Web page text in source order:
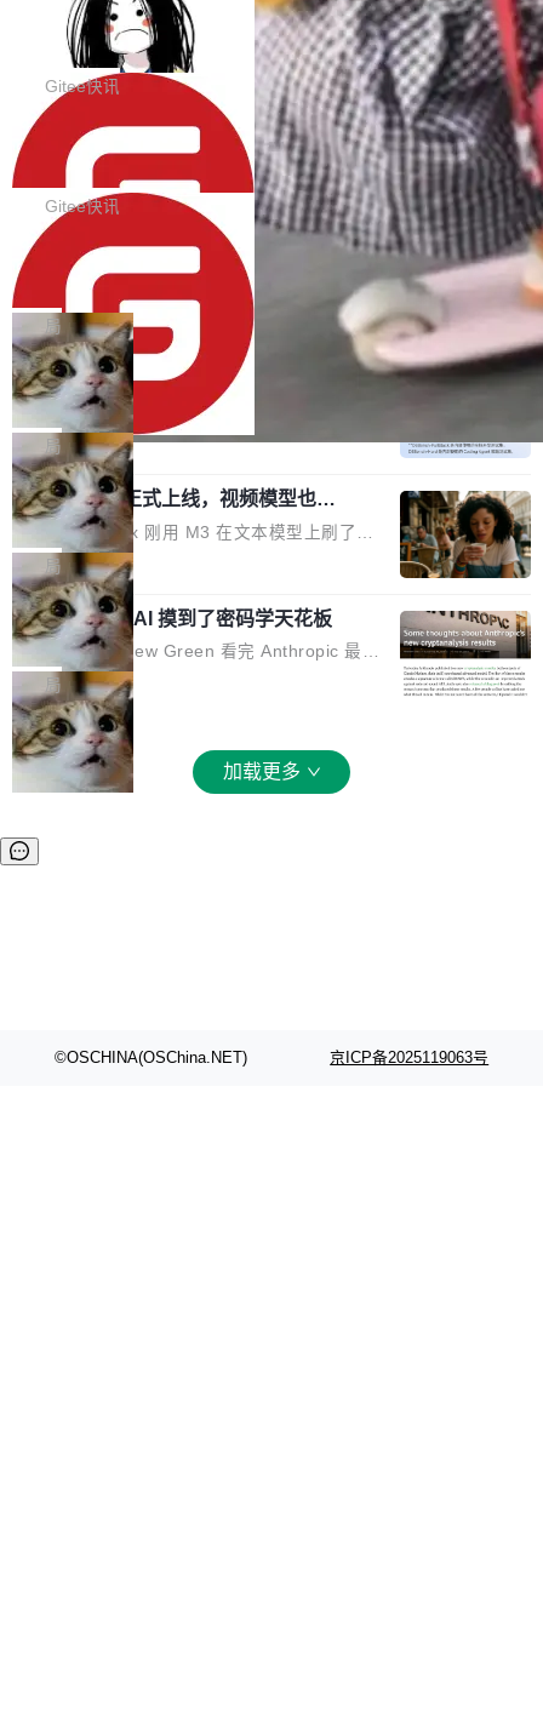
代码评审及自动化运维的全面落地夯实了“一体
化”的基座。 新版本将为用户带来更好的使用体
验和更高的工作效率，感谢大家一直以来的支持
和反馈，我们将继续努力提供更优秀的产品和服
务！ 新增功能点 DevOps： 采用自研代码托管
平台，支持一站式安装，提供从代码提交到交付
的...
器。HTTP 引擎是一个独立插件。你选一个，或
者选两个，不同环境之间切换，一行应用代码都
不用改。 下面快速过一下 10 种 HTTP 服务器
选项，各自适合什么场景，以及怎么切换。 一行
依赖替换 在 Solon 里换 HTTP 服务器就是改 po
m.xml 里一个依赖，别的什么都不用动。 <depe
factId>solon-web</artifac...
BootstrapBlazor v10.9.0 已经发布，B
ootstrap 样式的 Blazor UI 组件库
BootstrapBlazor v10.9.0 已经发布，Bootstrap
样式的 Blazor UI 组件库 此版本更新内容包括：
Release 2026-07-31 V10.9.0 Fixes fix(MultiFi
lter): 增加暗黑主题支持 by @ArgoZhang in htt
ps://github.com/dotnetcore/BootstrapBlazor/p
ull/8239 fix(Camera): 增加 exact 显式设置设备
id by @kkxkx in https://github.com/dotnetcor
e/BootstrapBlazor/pull/825...
Gitee快讯
SolonCode v2026.8.2 已经发布，终端
智能体
SolonCode v2026.8.2 已经发布，终端智能体
此版本更新内容包括： 优化 soloncode run 模
式（参考 run-headless-mode.md） 添加 solon
code web 国际化多语言支持 添加 soloncode w
eb 消息列表消息导航支持 修复 soloncode web
文件详情初次显示时语法高亮失效的问题 修复 s
oloncode web 审查详情文件名中文乱码的问题
细节优化 详情查看：https://gitee.com/opensol
on/soloncode/releases/v2026.8.2
Gitee快讯
OpenAI 宣布 GPT-5.6 Luna 价格下降
80%
OpenAI 宣布 GPT-5.6 Luna 价格下降 80%。输
入从每百万 token 1 美元砍到 0.2 美元，输出从
6 美元砍到 1.2 美元。GPT-5.6 Terra 降 20%。
旗舰 Sol 没降，但加了一个 Fast 模式——2.5
倍速度，2 倍价格，智商不变。 降价的理由不是
市场竞争，不是清库存，是 Sol 自己把自己优化
了。 这事分两步。第一步，OpenAI 把 GPT-5.6
Sol 部署上线。第二步，让 Sol 通过 Codex 自
己去优化自己的推理基础设施。Sol 学了 Triton
和 Gluon 两种 GPU 编程语言，重写了生产环境
的 GPU 内核，找出了哪...
局
DeepSeek-V4-Flash 官方 API 现已正
式上线公测
DeepSeek V4 Flash 正式版今天上线了。模型
结构和参数规模没变，还是 MoE 284B、激活 1
3B、100 万 token 上下文——只重新做了后训
练。但改完之后，Agent 能力直接把自家 4 月发
的 Pro Preview 给干了。 九项 Agent 基准测试
全部反超。Terminal Bench 2.1 从 61.8 涨到 8
2.7，DeepSWE 从 7.3 涨到 54.4，DSBench-F
ullStack 从 37.0 涨到 68.7。不说别的，一个 Fl
ash 型号干翻了三个月前代表最高水平的 Pro 预
览版，这件事本身就够说明后训练的威力了。 跟
它一起来的还有两...
局
MiniMax H3 正式上线，视频模型也开
始玩全模态了
上个月 MiniMax 刚用 M3 在文本模型上刷了一
波存在感，今天 H3 来了——一款全模态生成模
型，而且承诺几天内开源权重。 先看能力边界。
H3 接受文本、图像、视频、声音任意组合作为
输入（它叫多模态上下文），输出带原生双声道
音频的视频，最高 15 秒 2K 分辨率。举个例
子：扔进去一段参考视频（取它的希区柯克运
镜）、一张人物图片、一段歌声录音，用自然语
言告诉模型你要什么——H3 自己搞定剩下的。
这个"自己搞定"说起来轻巧，背后的训练范式变
uo 01 和 02），每一代都是按任务拆分的专家
局
Anthropic 的 AI 摸到了密码学天花板
密码学家 Matthew Green 看完 Anthropic 最新
的密码分析成果后，写了篇博客。标题很克制：
「一些想法」，但内容不克制。 先说 Anthropic
做了什么。他们让未发布的 Claude Mythos 模
型去跑密码分析，出了两个结果：一个攻击了后
量子签名方案 HAWK，另一个是对缩减轮次 AE
话说，「可能直接杀死了一个正在认真考虑标准
局
加载更多
©OSCHINA(OSChina.NET) 京ICP备2025119063号